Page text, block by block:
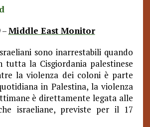
–Middle East Monitor
sono inarrestabili quando
tutta la Cisgiordania palestinese
la violenza dei coloni è parte
in Palestina, la violenza
è direttamente legata alle
israeliane, previste per il 17